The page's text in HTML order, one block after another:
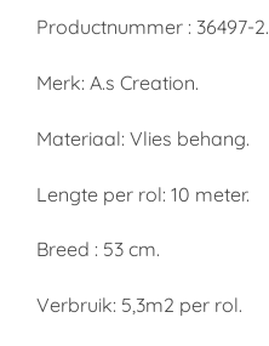
Productnummer : 36497-2.
Merk: A.s Creation.
Materiaal: Vlies behang.
Lengte per rol: 10 meter.
Breed : 53 cm.
Verbruik: 5,3m2 per rol.